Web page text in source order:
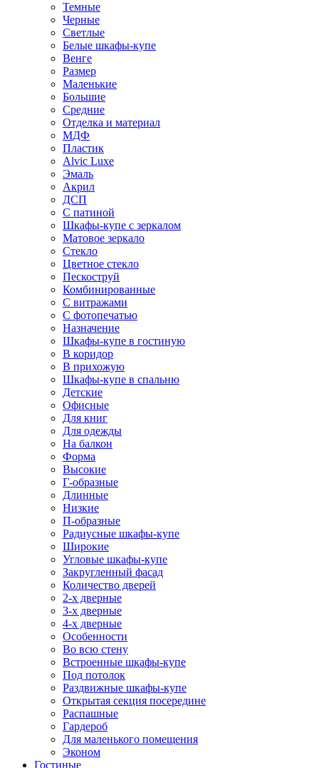
Темные
Черные
Светлые
Белые шкафы-купе
Венге
Размер
Маленькие
Большие
Средние
Отделка и материал
МДФ
Пластик
Alvic Luxe
Эмаль
Акрил
ДСП
С патиной
Шкафы-купе с зеркалом
Матовое зеркало
Стекло
Цветное стекло
Пескоструй
Комбинированные
С витражами
С фотопечатью
Назначение
Шкафы-купе в гостиную
В коридор
В прихожую
Шкафы-купе в спальню
Детские
Офисные
Для книг
Для одежды
На балкон
Форма
Высокие
Г-образные
Длинные
Низкие
П-образные
Радиусные шкафы-купе
Широкие
Угловые шкафы-купе
Закругленный фасад
Количество дверей
2-х дверные
3-х дверные
4-х дверные
Особенности
Во всю стену
Встроенные шкафы-купе
Под потолок
Раздвижные шкафы-купе
Открытая секция посередине
Распашные
Гардероб
Для маленького помещения
Эконом
Гостиные